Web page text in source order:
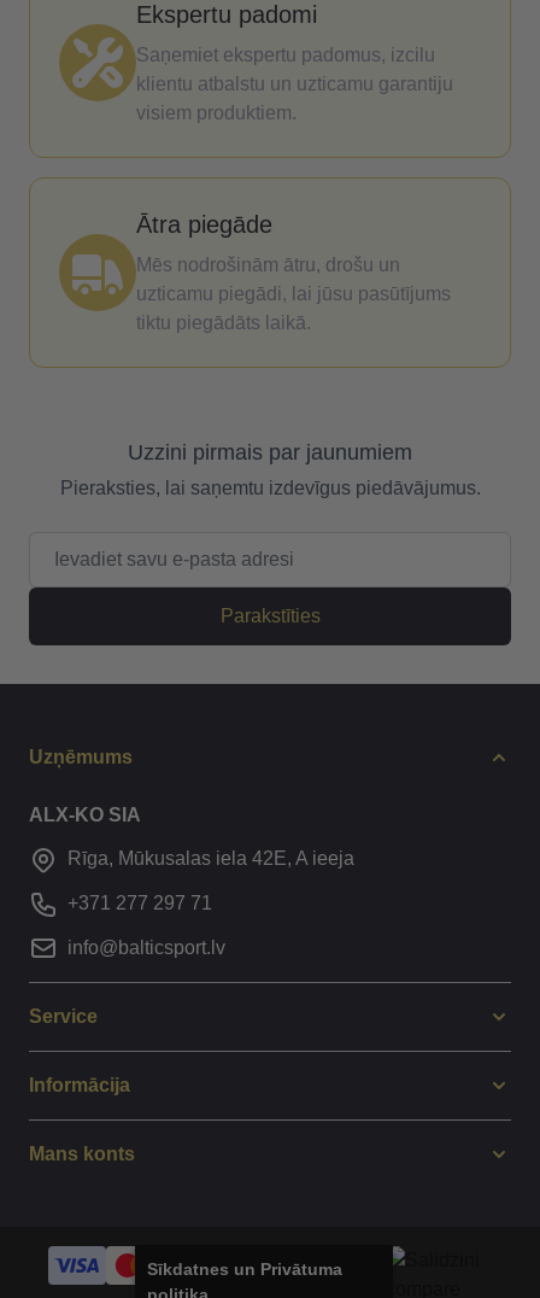
Ekspertu padomi
Saņemiet ekspertu padomus, izcilu
klientu atbalstu un uzticamu garantiju
visiem produktiem.
Ātra piegāde
Mēs nodrošinām ātru, drošu un
uzticamu piegādi, lai jūsu pasūtījums
tiktu piegādāts laikā.
Uzzini pirmais par jaunumiem
Pieraksties, lai saņemtu izdevīgus piedāvājumus.
Parakstīties
Uzņēmums
ALX-KO SIA
Rīga, Mūkusalas iela 42E, A ieeja
+371 277 297 71
info@balticsport.lv
Service
Informācija
Mans konts
Sīkdatnes un Privātuma